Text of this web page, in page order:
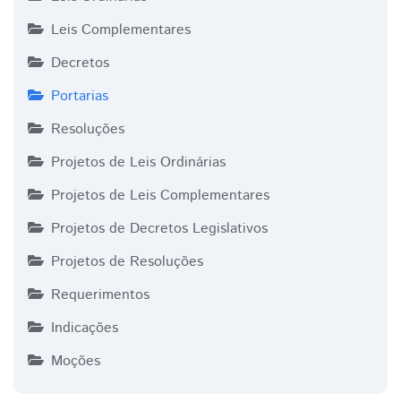
Leis Complementares
Decretos
Portarias
Resoluções
Projetos de Leis Ordinárias
Projetos de Leis Complementares
Projetos de Decretos Legislativos
Projetos de Resoluções
Requerimentos
Indicações
Moções